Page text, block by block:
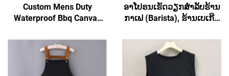
Custom Mens Duty
Waterproof Bbq Canvas
ມີກະເປົາ
ອາໂປຣນເຮັດວຽກສຳລັບຮ້ານ
ກາເຟ (Barista), ຮ້ານເບເກີຣີ່
(Hair Salon) ແລະ ສຳລັບ
ສິລະປິນ ມີຄຸນນະພາບສູງ ອາ
ໂປຣນຮູບແບບເສື້ອກັ້ນທີ່ມີສ່ວນ